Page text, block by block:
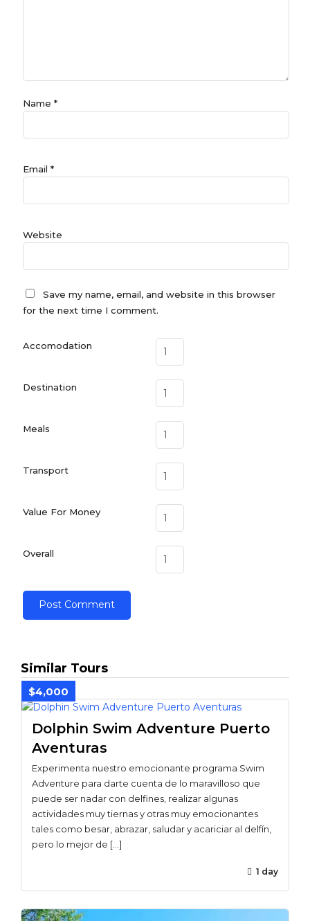
Name *
Email *
Website
Save my name, email, and website in this browser
for the next time I comment.
Accomodation
Destination
Meals
Transport
Value For Money
Overall
Similar Tours
$4,000
Dolphin Swim Adventure Puerto
Aventuras
Experimenta nuestro emocionante programa Swim
Adventure para darte cuenta de lo maravilloso que
puede ser nadar con delfines, realizar algunas
actividades muy tiernas y otras muy emocionantes
tales como besar, abrazar, saludar y acariciar al delfín,
pero lo mejor de […]
1 day